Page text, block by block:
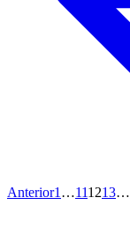
Anterior1 …111213…